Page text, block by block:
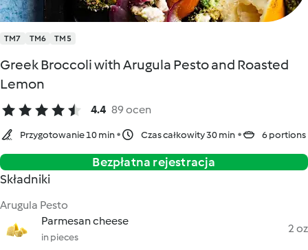
TM7 TM6 TM5
Greek Broccoli with Arugula Pesto and Roasted
Lemon
4.4 89 ocen
Przygotowanie 10 min Czas całkowity 30 min 6 portions
Bezpłatna rejestracja
Składniki
Arugula Pesto
Parmesan cheese
in pieces
2 oz